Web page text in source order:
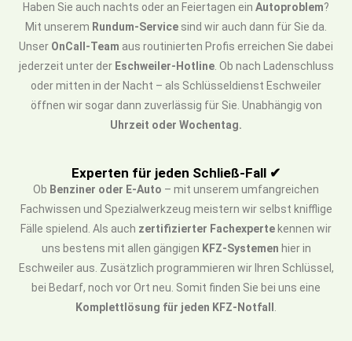
Haben Sie auch nachts oder an Feiertagen ein Autoproblem?
Mit unserem Rundum-Service sind wir auch dann für Sie da.
Unser OnCall-Team aus routinierten Profis erreichen Sie dabei
jederzeit unter der Eschweiler-Hotline. Ob nach Ladenschluss
oder mitten in der Nacht – als Schlüsseldienst Eschweiler
öffnen wir sogar dann zuverlässig für Sie. Unabhängig von
Uhrzeit oder Wochentag.
Experten für jeden Schließ-Fall ✔
Ob Benziner oder E-Auto – mit unserem umfangreichen
Fachwissen und Spezialwerkzeug meistern wir selbst knifflige
Fälle spielend. Als auch zertifizierter Fachexperte kennen wir
uns bestens mit allen gängigen KFZ-Systemen hier in
Eschweiler aus. Zusätzlich programmieren wir Ihren Schlüssel,
bei Bedarf, noch vor Ort neu. Somit finden Sie bei uns eine
Komplettlösung für jeden KFZ-Notfall